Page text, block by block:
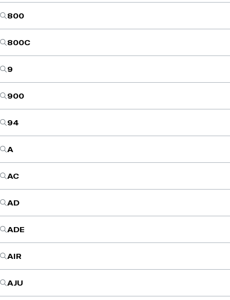
800
800C
9
900
94
A
AC
AD
ADE
AIR
AJU